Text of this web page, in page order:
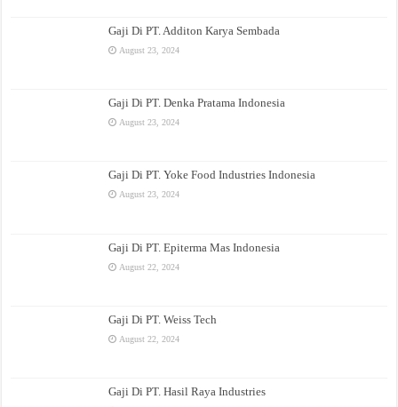
Gaji Di PT. Additon Karya Sembada
August 23, 2024
Gaji Di PT. Denka Pratama Indonesia
August 23, 2024
Gaji Di PT. Yoke Food Industries Indonesia
August 23, 2024
Gaji Di PT. Epiterma Mas Indonesia
August 22, 2024
Gaji Di PT. Weiss Tech
August 22, 2024
Gaji Di PT. Hasil Raya Industries